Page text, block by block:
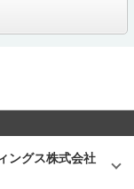
ングス株式会社